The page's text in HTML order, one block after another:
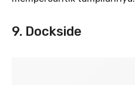
9. Dockside